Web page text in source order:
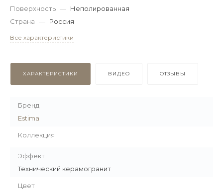
Поверхность — Неполированная
Страна — Россия
Все характеристики
ХАРАКТЕРИСТИКИ ВИДЕО ОТЗЫВЫ
Бренд
Estima
Коллекция
Эффект
Технический керамогранит
Цвет